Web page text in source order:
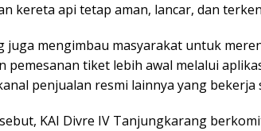
kereta api tetap aman, lancar, dan
juga mengimbau masyarakat untuk
tiket lebih awal melalui
penjualan resmi lainnya yang bekerja
KAI Divre IV Tanjungkarang